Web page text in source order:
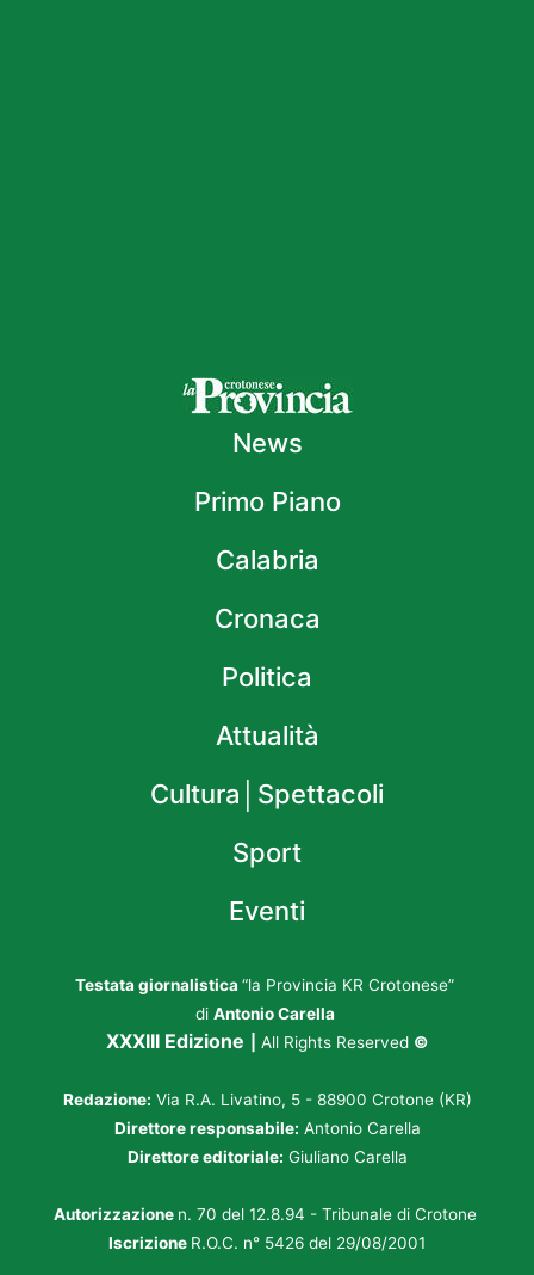
News
Primo Piano
Calabria
Cronaca
Politica
Attualità
Cultura│Spettacoli
Sport
Eventi
Testata giornalistica “la Provincia KR Crotonese”
di Antonio Carella
XXXIII Edizione All Rights Reserved ©
Redazione: Via R.A. Livatino, 5 - 88900 Crotone (KR)
Direttore responsabile: Antonio Carella
Direttore editoriale: Giuliano Carella
Autorizzazione n. 70 del 12.8.94 - Tribunale di Crotone
Iscrizione R.O.C. n° 5426 del 29/08/2001